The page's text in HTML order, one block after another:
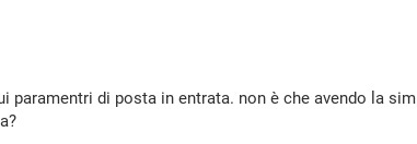
paramentri di posta in entrata. non è che avendo la sim